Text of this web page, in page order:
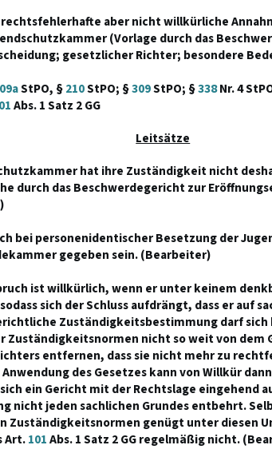
aber nicht willkürliche
(Vorlage durch das
gesetzlicher Richter; besondere
StPO, §210StPO; §309StPO; §338Nr. 4
Abs. 1 Satz 2 GG
Leitsätze
hat ihre Zuständigkeit nicht
durch das Beschwerdegericht zur
bei personenidentischer Besetzung der
gegeben sein. (Bearbeiter)
ist willkürlich, wenn er unter keinem
sich der Schluss aufdrängt, dass er auf
Zuständigkeitsbestimmung darf sich
Zuständigkeitsnormen nicht so weit von dem
entfernen, dass sie nicht mehr zu
des Gesetzes kann von Willkür
ein Gericht mit der Rechtslage eingehend
nicht jeden sachlichen Grundes entbehrt.
Zuständigkeitsnormen genügt unter diesen
Art.101Abs. 1 Satz 2 GG regelmäßig nicht.